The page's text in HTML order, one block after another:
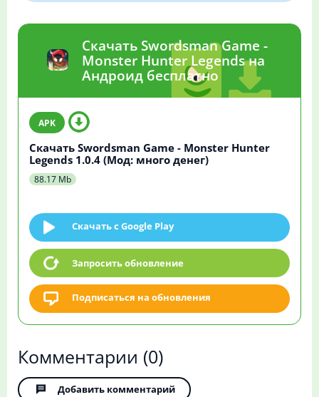
Скачать Swordsman Game -
Monster Hunter Legends на
Андроид бесплатно
Скачать Swordsman Game - Monster Hunter
Legends 1.0.4 (Мод: много денег)
88.17 Mb
Скачать c Google Play
Запросить обновление
Подписаться на обновления
Комментарии (0)
Добавить комментарий